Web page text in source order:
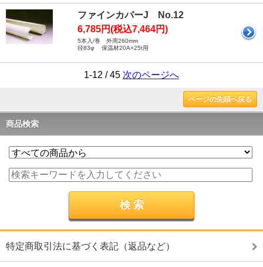
ファインカバーJ No.12
6,785円(税込7,464円)
5本入/巻 外周260mm
径83φ 保温材20A×25t用
1-12 / 45 次のページへ
ページの先頭へ戻る
商品検索
特定商取引法に基づく表記（返品など）